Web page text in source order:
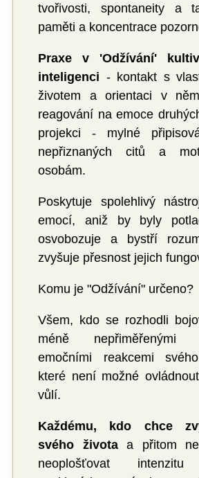
tvořivosti, spontaneity a
paměti a koncentrace
Praxe v 'Odžívání'
inteligenci - kontakt s
životem a orientaci v
reagování na emoce
projekci - mylné
nepřiznaných citů a
osobám.
Poskytuje spolehlivý
emocí, aniž by byly
osvobozuje a bystří
zvyšuje přesnost jejich
Komu je "Odžívání" určeno?
Všem, kdo se rozhodli
méně nepřiměřenými
emočními reakcemi
které není možné
vůlí.
Každému, kdo chce
svého životaa přitom
neoplošťovat intenzitu